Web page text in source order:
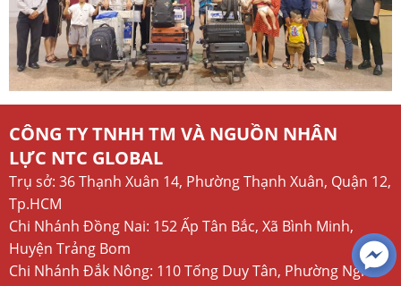
CÔNG TY TNHH TM VÀ NGUỒN NHÂN
LỰC NTC GLOBAL
Trụ sở: 36 Thạnh Xuân 14, Phường Thạnh Xuân, Quận 12,
Tp.HCM
Chi Nhánh Đồng Nai: 152 Ấp Tân Bắc, Xã Bình Minh,
Huyện Trảng Bom
Chi Nhánh Đắk Nông: 110 Tống Duy Tân, Phường Nghĩa